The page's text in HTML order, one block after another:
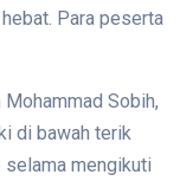
Para peserta
Sobih,
di bawah terik
selama mengikuti